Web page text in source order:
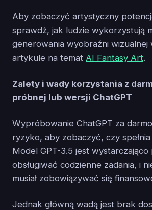
Aby zobaczyć artystyczny
sprawdź, jak ludzie wykorzystują
generowania wyobraźni wizualnej
artykule na temat AI Fantasy Art.
Zalety i wady korzystania z
próbnej lub wersji ChatGPT
Wypróbowanie ChatGPT za
ryzyko, aby zobaczyć, czy
Model GPT-3.5 jest
obsługiwać codzienne zadania, i
musiał zobowiązywać się
Jednak główną wadą jest brak